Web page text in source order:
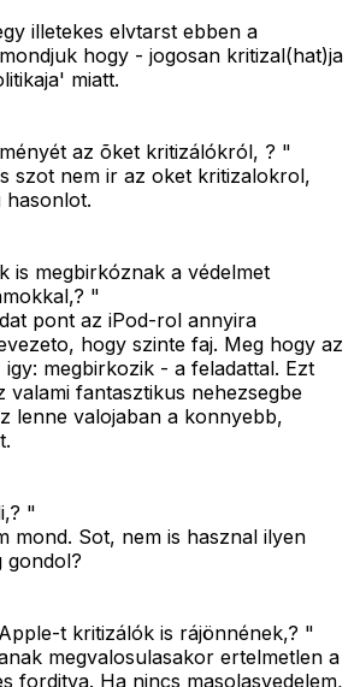
illetekes elvtarst ebben a
hogy - jogosan kritizal(hat)ja
miatt.
az õket kritizálókról, ? "
szot nem ir az oket kritizalokrol,
hasonlot.
is megbirkóznak a védelmet
"
pont az iPod-rol annyira
hogy szinte faj. Meg hogy az
megbirkozik - a feladattal. Ezt
valami fantasztikus nehezsegbe
lenne valojaban a konnyebb,
"
mond. Sot, nem is hasznal ilyen
gondol?
t kritizálók is rájönnének,? "
megvalosulasakor ertelmetlen a
forditva. Ha nincs masolasvedelem,